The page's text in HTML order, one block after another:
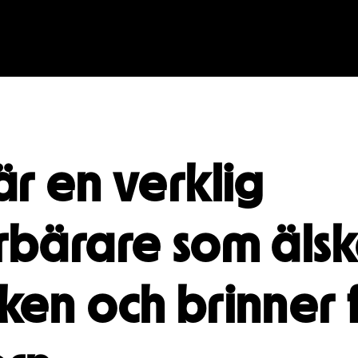
GRUPPER & FÖRETAG
Grupper & teaterombud
Pedagognätverk &
Företag
Guidning
en verklig
som
och brinner